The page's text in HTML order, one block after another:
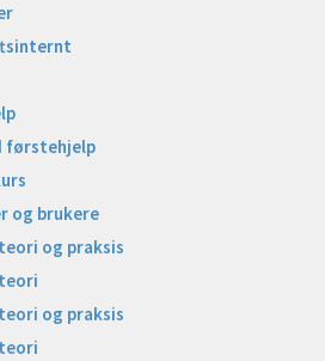
førstehjelp
og brukere
og praksis
og praksis